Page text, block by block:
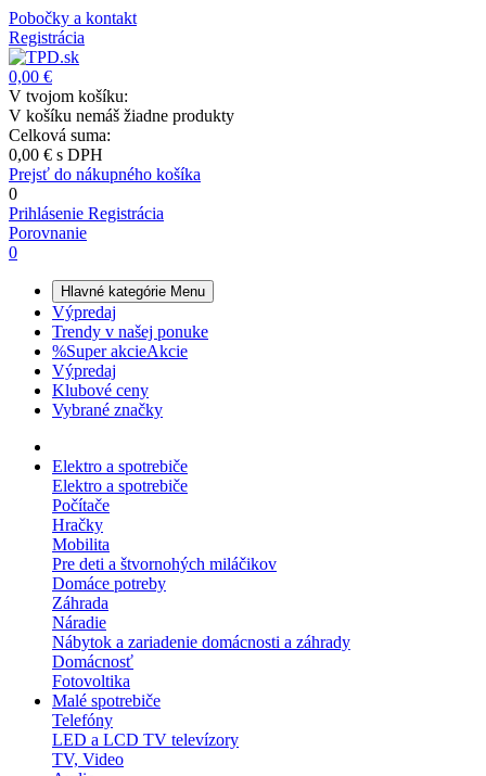
Pobočky a kontakt
Registrácia
0,00 €
V tvojom košíku:
V košíku nemáš žiadne produkty
Celková suma:
0,00 € s DPH
Prejsť do nákupného košíka
0
Prihlásenie Registrácia
Porovnanie
0
Hlavné kategórie Menu
Výpredaj
Trendy v našej ponuke
%Super akcieAkcie
Výpredaj
Klubové ceny
Vybrané značky
Elektro a spotrebiče
Elektro a spotrebiče
Počítače
Hračky
Mobilita
Pre deti a štvornohých miláčikov
Domáce potreby
Záhrada
Náradie
Nábytok a zariadenie domácnosti a záhrady
Domácnosť
Fotovoltika
Malé spotrebiče
Telefóny
LED a LCD TV televízory
TV, Video